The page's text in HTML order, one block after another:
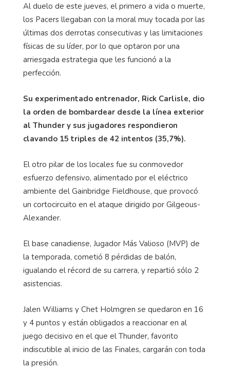
Al duelo de este jueves, el primero a vida o muerte,
los Pacers llegaban con la moral muy tocada por las
últimas dos derrotas consecutivas y las limitaciones
físicas de su líder, por lo que optaron por una
arriesgada estrategia que les funcionó a la
perfección.
Su experimentado entrenador, Rick Carlisle, dio
la orden de bombardear desde la línea exterior
al Thunder y sus jugadores respondieron
clavando 15 triples de 42 intentos (35,7%).
El otro pilar de los locales fue su conmovedor
esfuerzo defensivo, alimentado por el eléctrico
ambiente del Gainbridge Fieldhouse, que provocó
un cortocircuito en el ataque dirigido por Gilgeous-
Alexander.
El base canadiense, Jugador Más Valioso (MVP) de
la temporada, cometió 8 pérdidas de balón,
igualando el récord de su carrera, y repartió sólo 2
asistencias.
Jalen Williams y Chet Holmgren se quedaron en 16
y 4 puntos y están obligados a reaccionar en al
juego decisivo en el que el Thunder, favorito
indiscutible al inicio de las Finales, cargarán con toda
la presión.